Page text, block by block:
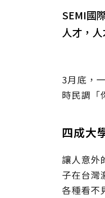
SEMI國
人才，
3月底，
時民調「
四成大
讓人意外
子在台灣
各種看不